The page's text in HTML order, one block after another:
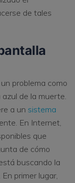
de tales
problema como
de la muerte.
a un sistema
En Internet,
que
de cómo
buscando la
primer lugar,